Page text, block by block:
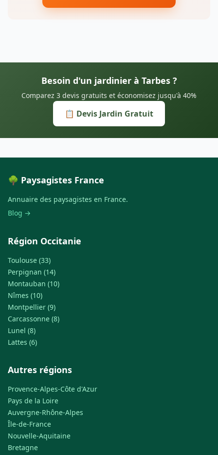
Besoin d'un jardinier à Tarbes ?
Comparez 3 devis gratuits et économisez jusqu'à 40%
📋 Devis Jardin Gratuit
🌳 Paysagistes France
Annuaire des paysagistes en France.
Blog →
Région Occitanie
Toulouse (33)
Perpignan (14)
Montauban (10)
Nîmes (10)
Montpellier (9)
Carcassonne (8)
Lunel (8)
Lattes (6)
Autres régions
Provence-Alpes-Côte d'Azur
Pays de la Loire
Auvergne-Rhône-Alpes
Île-de-France
Nouvelle-Aquitaine
Bretagne